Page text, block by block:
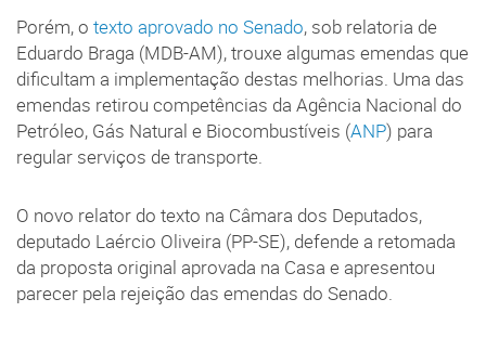
Porém, o texto aprovado no Senado, sob relatoria de
Eduardo Braga (MDB-AM), trouxe algumas emendas que
dificultam a implementação destas melhorias. Uma das
emendas retirou competências da Agência Nacional do
Petróleo, Gás Natural e Biocombustíveis (ANP) para
regular serviços de transporte.
O novo relator do texto na Câmara dos Deputados,
deputado Laércio Oliveira (PP-SE), defende a retomada
da proposta original aprovada na Casa e apresentou
parecer pela rejeição das emendas do Senado.